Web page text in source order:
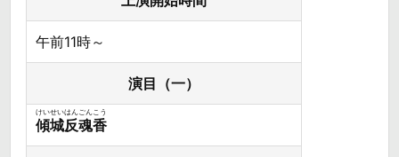
午前11時～
演目（一）
傾城反魂香
けいせいはんごんこう